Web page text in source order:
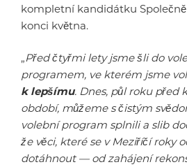
kompletní kandidátku
konci května.
„Před čtyřmi lety jsme šli do
programem, ve kterém jsme
k lepšímu. Dnes, půl roku před
období, můžeme s čistým
volební program splnili a slib
že věci, které se v Meziříčí roky
dotáhnout — od zahájení